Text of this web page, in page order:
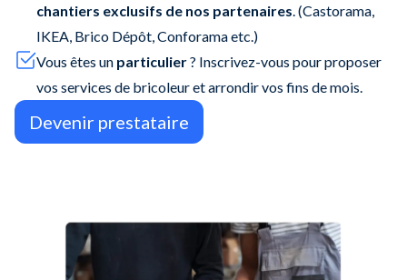
chantiers exclusifs de nos partenaires. (Castorama,
IKEA, Brico Dépôt, Conforama etc.)
Vous êtes un particulier? Inscrivez-vous pour proposer
vos services de bricoleur et arrondir vos fins de mois.
Devenir prestataire